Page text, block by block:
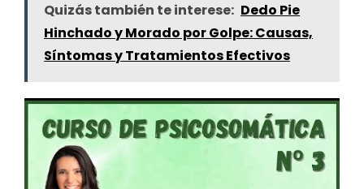
Quizás también te interese: Dedo Pie
Hinchado y Morado por Golpe: Causas,
Síntomas y Tratamientos Efectivos